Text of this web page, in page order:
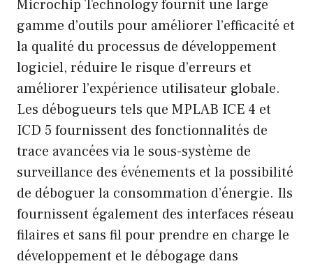
Microchip Technology fournit une large
gamme d’outils pour améliorer l’efficacité et
la qualité du processus de développement
logiciel, réduire le risque d’erreurs et
améliorer l’expérience utilisateur globale.
Les débogueurs tels que MPLAB ICE 4 et
ICD 5 fournissent des fonctionnalités de
trace avancées via le sous-système de
surveillance des événements et la possibilité
de déboguer la consommation d’énergie. Ils
fournissent également des interfaces réseau
filaires et sans fil pour prendre en charge le
développement et le débogage dans